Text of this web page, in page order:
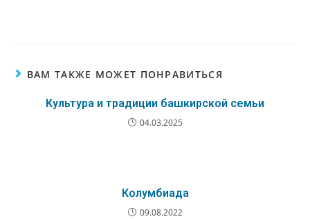
ВАМ ТАКЖЕ МОЖЕТ ПОНРАВИТЬСЯ
Культура и традиции башкирской семьи
04.03.2025
Колумбиада
09.08.2022